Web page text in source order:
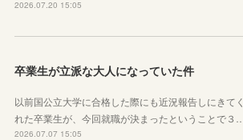
2026.07.20 15:05
卒業生が立派な大人になっていた件
以前国公立大学に合格した際にも近況報告しにきてく
れた卒業生が、今回就職が決まったということで３…
2026.07.07 15:05